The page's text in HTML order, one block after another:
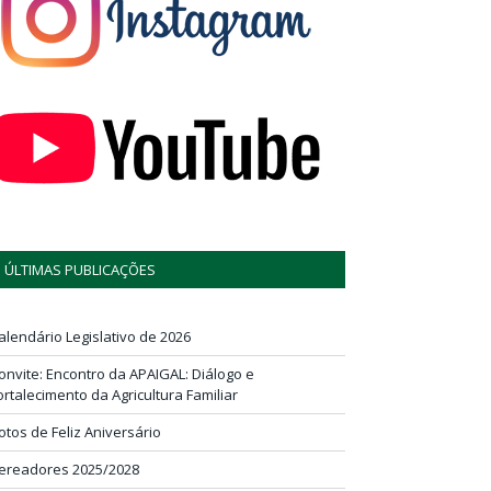
ÚLTIMAS PUBLICAÇÕES
Legislativo de 2026
Encontro da APAIGAL: Diálogo e
da Agricultura Familiar
de Feliz Aniversário
2025/2028